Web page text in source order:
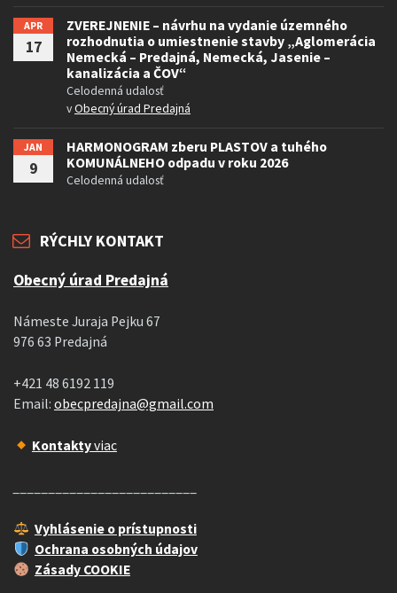
APR
17
ZVEREJNENIE – návrhu na vydanie územného
rozhodnutia o umiestnenie stavby „Aglomerácia
Nemecká – Predajná, Nemecká, Jasenie –
kanalizácia a ČOV“
Celodenná udalosť
vObecný úrad Predajná
JAN
9
HARMONOGRAM zberu PLASTOV a tuhého
KOMUNÁLNEHO odpadu v roku 2026
Celodenná udalosť
RÝCHLY KONTAKT
Obecný úrad Predajná
Námeste Juraja Pejku 67
976 63 Predajná
+421 48 6192 119
Email: obecpredajna@gmail.com
Kontaktyviac
Vyhlásenie o prístupnosti
Ochrana osobných údajov
Zásady COOKIE